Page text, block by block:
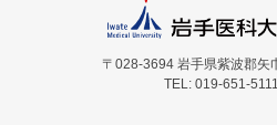
〒028-3694 岩手県紫波郡矢
TEL: 019-651-5111